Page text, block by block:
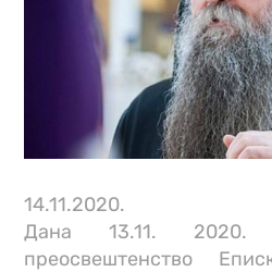
14.11.2020.
Дана 13.11. 2020.
преосвештенство